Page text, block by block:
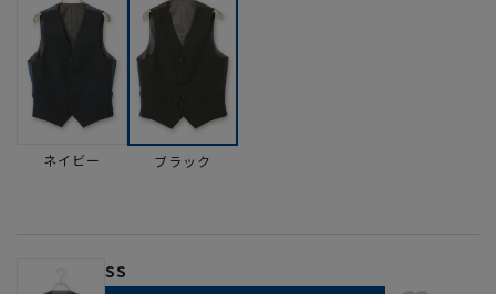
ネイビー ブラック
SS